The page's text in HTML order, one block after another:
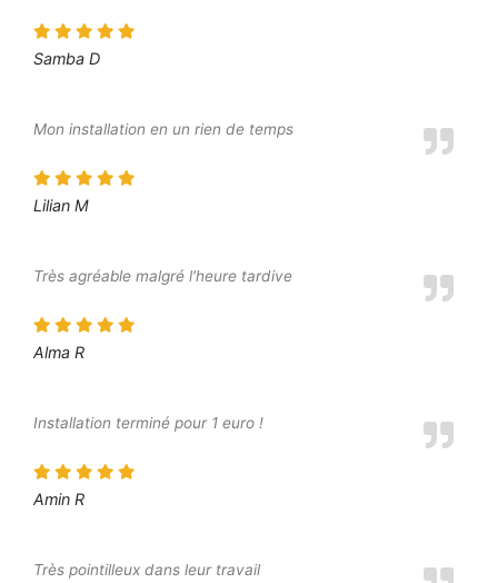
Samba D
Mon installation en un rien de temps
Lilian M
Très agréable malgré l'heure tardive
Alma R
Installation terminé pour 1 euro !
Amin R
Très pointilleux dans leur travail